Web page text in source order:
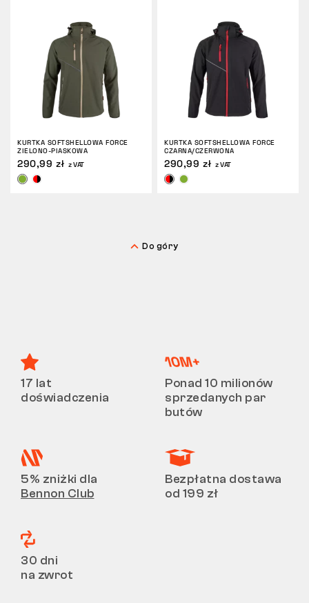
KURTKA SOFTSHELLOWA FORCE
ZIELONO-PIASKOWA
290,99 zł z VAT
KURTKA SOFTSHELLOWA FORCE
CZARNA/CZERWONA
290,99 zł z VAT
Do góry
17 lat
doświadczenia
Ponad 10 milionów
sprzedanych par
butów
5% zniżki dla
Bennon Club
Bezpłatna dostawa
od 199 zł
30 dni
na zwrot